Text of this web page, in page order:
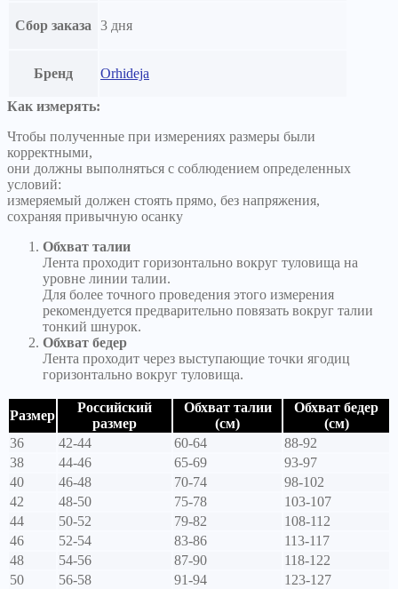
Сбор заказа 3 дня
Бренд Orhideja
Как измерять:
Чтобы полученные при измерениях размеры были
корректными,
они должны выполняться с соблюдением определенных
условий:
измеряемый должен стоять прямо, без напряжения,
сохраняя привычную осанку
Обхват талии
Лента проходит горизонтально вокруг туловища на
уровне линии талии.
Для более точного проведения этого измерения
рекомендуется предварительно повязать вокруг талии
тонкий шнурок.
Обхват бедер
Лента проходит через выступающие точки ягодиц
горизонтально вокруг туловища.
Размер
Российский
размер
Обхват талии
(см)
Обхват бедер
(см)
36
42-44 60-64
88-92
38
44-46 65-69
93-97
40
46-48 70-74
98-102
42
48-50 75-78
103-107
44
50-52 79-82
108-112
46
52-54 83-86
113-117
48
54-56 87-90
118-122
50
56-58 91-94
123-127